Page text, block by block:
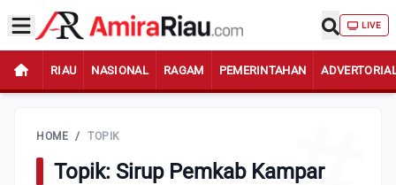
LIVE
RIAU NASIONAL RAGAM PEMERINTAHAN
HOME / TOPIK
Topik: Sirup Pemkab Kampar